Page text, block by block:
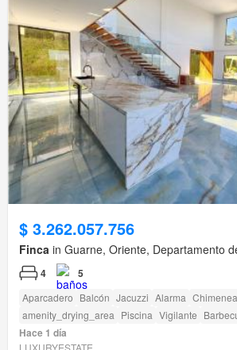
$ 3.262.057.756
Finca in Guarne, Oriente, Departamento
4 5
Aparcadero Balcón Jacuzzi Alarma Chimenea
amenity_drying_area Piscina Vigilante
Hace 1 día